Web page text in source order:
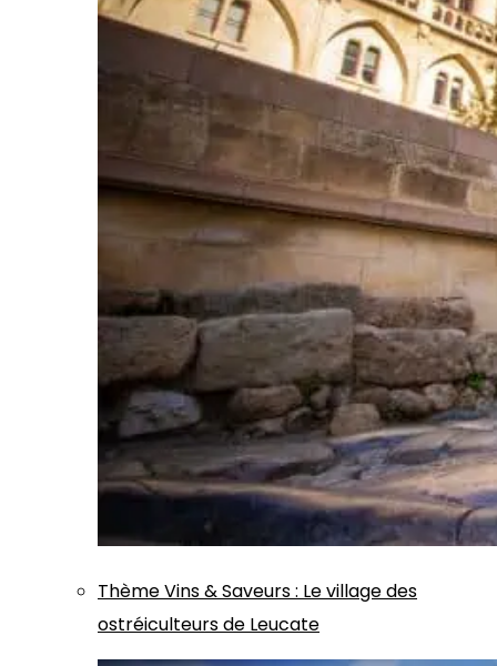
ThèmeVins & Saveurs: Le village des
ostréiculteurs de Leucate